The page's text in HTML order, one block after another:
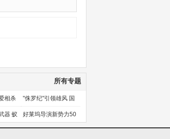
所有专题
相杀 "侏罗纪"引领雄风 国
产片下旬逆袭
器 蚁
盘点
好莱坞导演新势力50
人上篇